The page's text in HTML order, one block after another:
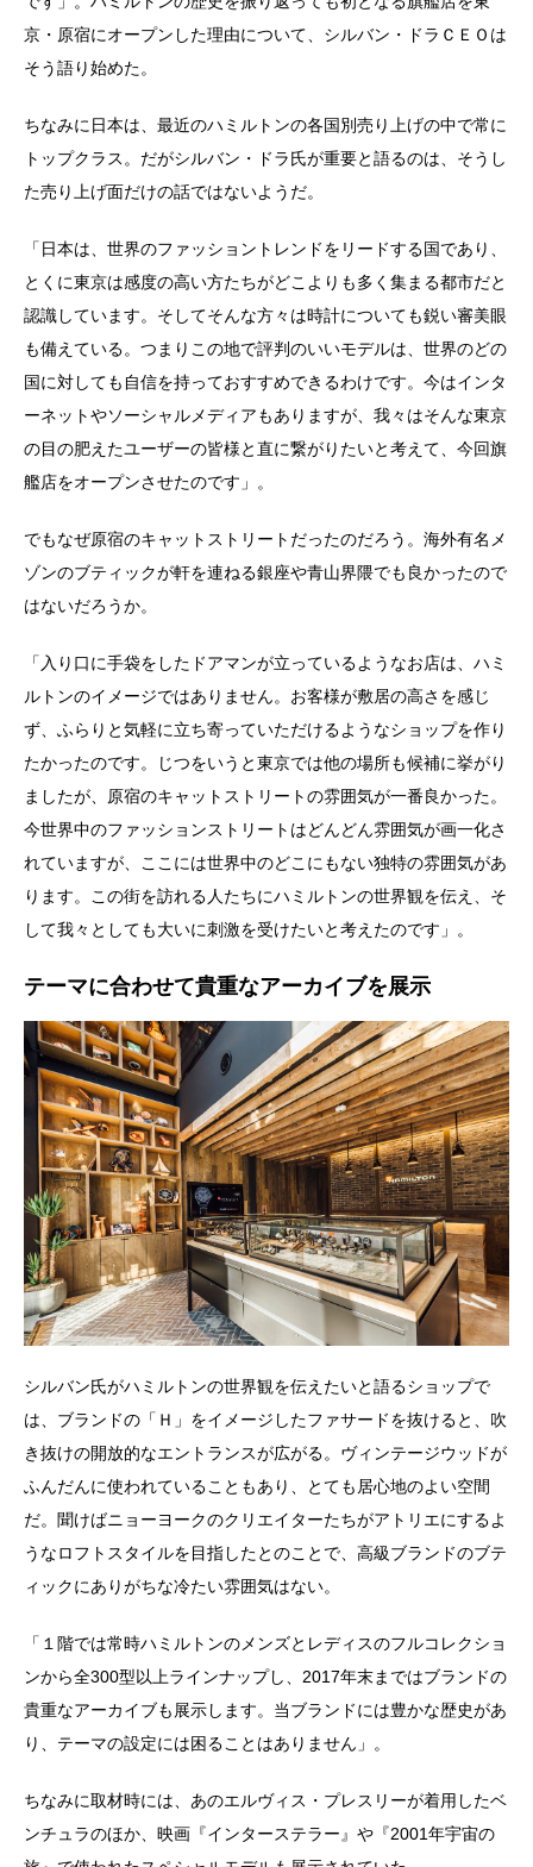
京・原宿にオープンした理由について、シルバン・ドラＣＥＯは
そう語り始めた。
ちなみに日本は、最近のハミルトンの各国別売り上げの中で常に
トップクラス。だがシルバン・ドラ氏が重要と語るのは、そうし
た売り上げ面だけの話ではないようだ。
「日本は、世界のファッショントレンドをリードする国であり、
とくに東京は感度の高い方たちがどこよりも多く集まる都市だと
認識しています。そしてそんな方々は時計についても鋭い審美眼
も備えている。つまりこの地で評判のいいモデルは、世界のどの
国に対しても自信を持っておすすめできるわけです。今はインタ
ーネットやソーシャルメディアもありますが、我々はそんな東京
の目の肥えたユーザーの皆様と直に繋がりたいと考えて、今回旗
艦店をオープンさせたのです」。
でもなぜ原宿のキャットストリートだったのだろう。海外有名メ
ゾンのブティックが軒を連ねる銀座や青山界隈でも良かったので
はないだろうか。
「入り口に手袋をしたドアマンが立っているようなお店は、ハミ
ルトンのイメージではありません。お客様が敷居の高さを感じ
ず、ふらりと気軽に立ち寄っていただけるようなショップを作り
たかったのです。じつをいうと東京では他の場所も候補に挙がり
ましたが、原宿のキャットストリートの雰囲気が一番良かった。
今世界中のファッションストリートはどんどん雰囲気が画一化さ
れていますが、ここには世界中のどこにもない独特の雰囲気があ
ります。この街を訪れる人たちにハミルトンの世界観を伝え、そ
して我々としても大いに刺激を受けたいと考えたのです」。
テーマに合わせて貴重なアーカイブを展示
シルバン氏がハミルトンの世界観を伝えたいと語るショップで
は、ブランドの「Ｈ」をイメージしたファサードを抜けると、吹
き抜けの開放的なエントランスが広がる。ヴィンテージウッドが
ふんだんに使われていることもあり、とても居心地のよい空間
だ。聞けばニョーヨークのクリエイターたちがアトリエにするよ
うなロフトスタイルを目指したとのことで、高級ブランドのブテ
ィックにありがちな冷たい雰囲気はない。
「１階では常時ハミルトンのメンズとレディスのフルコレクショ
ンから全300型以上ラインナップし、2017年末まではブランドの
貴重なアーカイブも展示します。当ブランドには豊かな歴史があ
り、テーマの設定には困ることはありません」。
ちなみに取材時には、あのエルヴィス・プレスリーが着用したベ
ンチュラのほか、映画『インターステラー』や『2001年宇宙の